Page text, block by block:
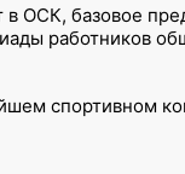
ОСК, базовое
работников
спортивном